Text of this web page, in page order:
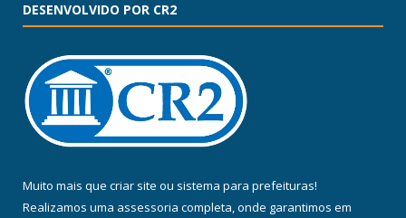
DESENVOLVIDO POR CR2
Muito mais que criar site ou sistema para prefeituras!
Realizamos uma assessoria completa, onde garantimos em